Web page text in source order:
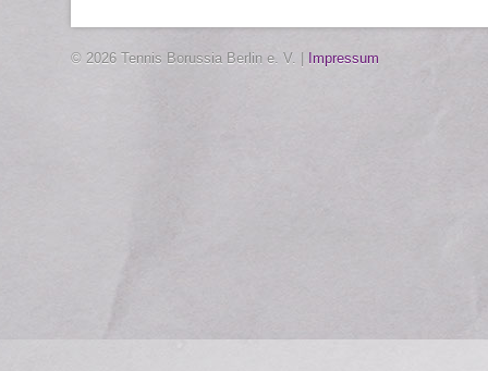
© 2026 Tennis Borussia Berlin e. V. | Impressum